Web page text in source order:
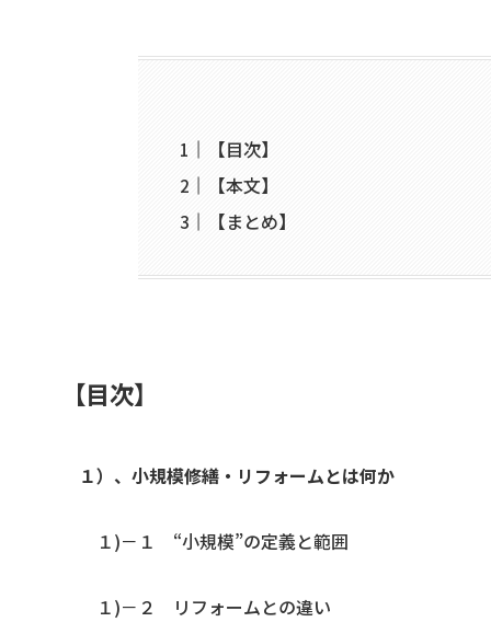
【目次】
【本文】
【まとめ】
【目次】
１）、小規模修繕・リフォームとは何か
１)－１ “小規模”の定義と範囲
１)－２ リフォームとの違い